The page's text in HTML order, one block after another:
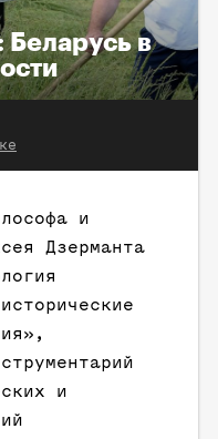
Беларусь в
и
Дзерманта
и